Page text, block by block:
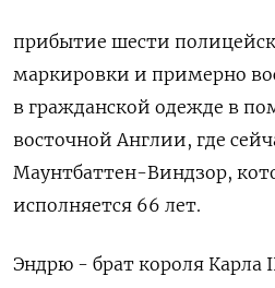
прибытие шести
маркировки ‌и примерно
в гражданской одежде в
восточной Англии, где
Маунтбаттен-Виндзор,
исполняется 66 лет.
Эндрю - ‌брат короля Карла